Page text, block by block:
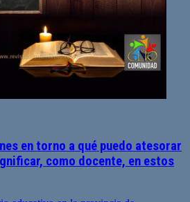
en torno a qué puedo atesorar
como docente, en estos